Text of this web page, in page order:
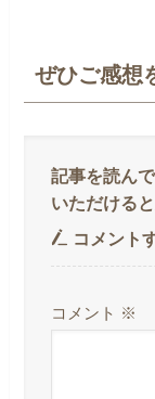
ぜひご感想
コメント
コメント ※